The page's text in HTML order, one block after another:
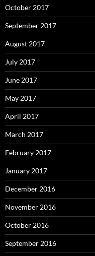
October 2017
September 2017
August 2017
July 2017
June 2017
May 2017
April 2017
March 2017
February 2017
January 2017
December 2016
November 2016
October 2016
September 2016